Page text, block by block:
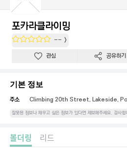
포카라클라이밍
--
관심
공유하기
기본 정보
주소 Climbing 20th Street, Lakeside,
잘못된 정보나 채우고 싶은 정보가 있다면 제보해주세요. 감사합
볼더링 리드